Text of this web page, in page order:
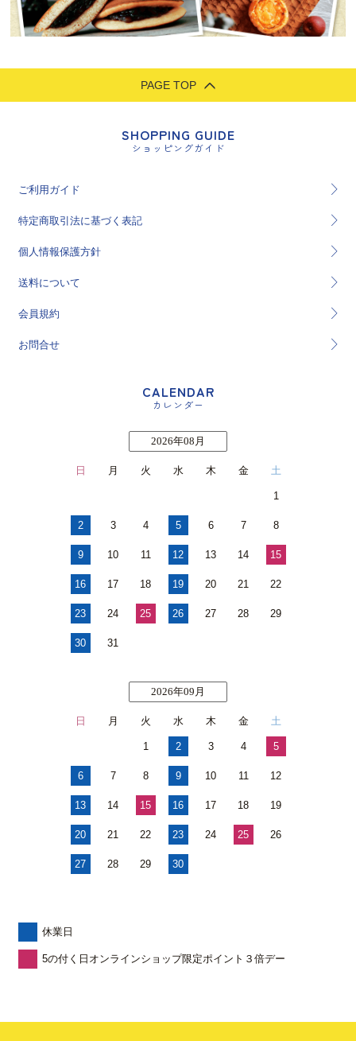
PAGE TOP
SHOPPING GUIDE
ショッピングガイド
ご利用ガイド
特定商取引法に基づく表記
個人情報保護方針
送料について
会員規約
お問合せ
CALENDAR
カレンダー
2026年08月
日 月 火 水 木 金 土
1
2 3 4 5 6 7 8
9 10 11 12 13 14 15
16 17 18 19 20 21 22
23 24 25 26 27 28 29
30 31
2026年09月
日 月 火 水 木 金 土
1 2 3 4 5
6 7 8 9 10 11 12
13 14 15 16 17 18 19
20 21 22 23 24 25 26
27 28 29 30
休業日
5の付く日オンラインショップ限定ポイント３倍デー